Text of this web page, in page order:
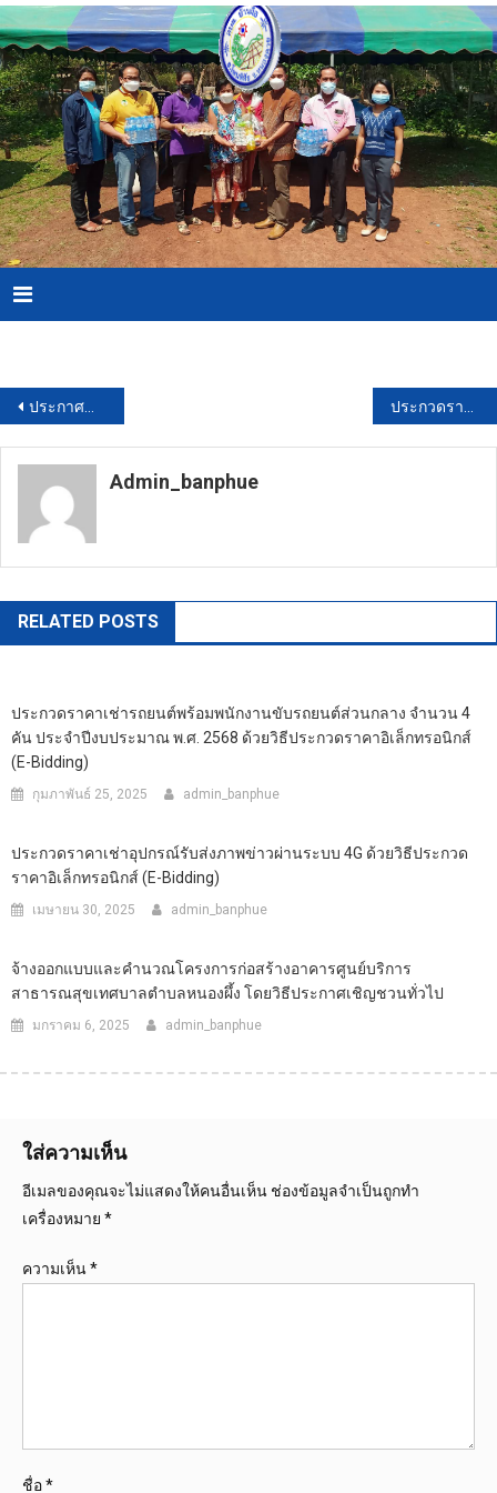
Skip
to
content
Menu
แนะแนว
เรื่อง
ประกาศกำหนดพื้นที่ควบคุมเหตุรำคาญ
Admin_banphue
RELATED POSTS
ประกวดราคาเช่ารถยนต์พร้อมพนักงานขับรถยนต์ส่วนกลาง จำนวน 4
คัน ประจำปีงบประมาณ พ.ศ. 2568 ด้วยวิธีประกวดราคาอิเล็กทรอนิกส์
(e-Bidding)
กุมภาพันธ์ 25, 2025 admin_banphue
ประกวดราคาเช่าอุปกรณ์รับส่งภาพข่าวผ่านระบบ 4G ด้วยวิธีประกวด
ราคาอิเล็กทรอนิกส์ (e-Bidding)
เมษายน 30, 2025 admin_banphue
จ้างออกแบบและคำนวณโครงการก่อสร้างอาคารศูนย์บริการ
สาธารณสุขเทศบาลตำบลหนองผึ้ง โดยวิธีประกาศเชิญชวนทั่วไป
มกราคม 6, 2025 admin_banphue
ใส่ความเห็น
อีเมลของคุณจะไม่แสดงให้คนอื่นเห็น ช่องข้อมูลจำเป็นถูกทำ
เครื่องหมาย *
ความเห็น*
ชื่อ*